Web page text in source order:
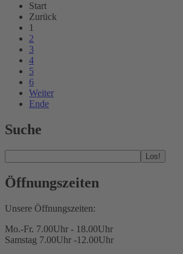
Start
Zurück
1
2
3
4
5
6
Weiter
Ende
Suche
Los!
Öffnungszeiten
Unsere Öffnungszeiten:
Mo.-Fr. 7.00Uhr - 18.00Uhr
Samstag 7.00Uhr -12.00Uhr